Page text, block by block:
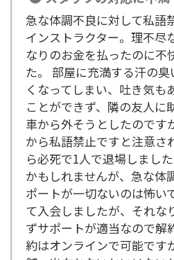
急な体調不良に対して私語
インストラクター。理不尽
なりのお金を払ったのに不
た。 部屋に充満する汗の
くなってしまい、吐き気も
ことができず、隣の友人に
車から外そうとしたのです
から私語禁止ですと注意さ
ら必死で1人で退場しまし
かもしれませんが、急な体
ポートが一切ないのは怖い
て入会しましたが、それな
ずサポートが適当なので解
約はオンラインで可能です